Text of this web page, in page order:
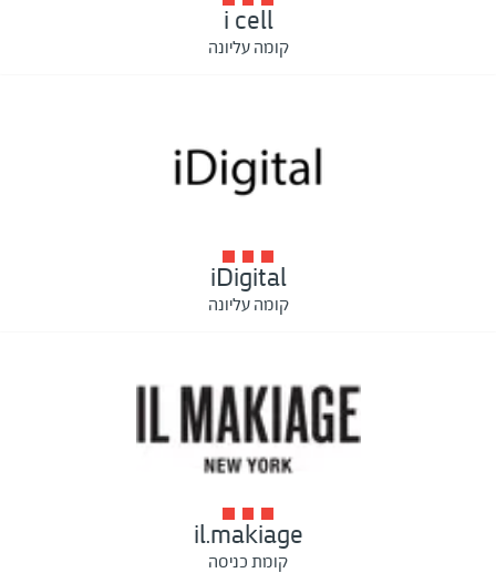
i cell
קומה עליונה
iDigital
קומה עליונה
il.makiage
קומת כניסה